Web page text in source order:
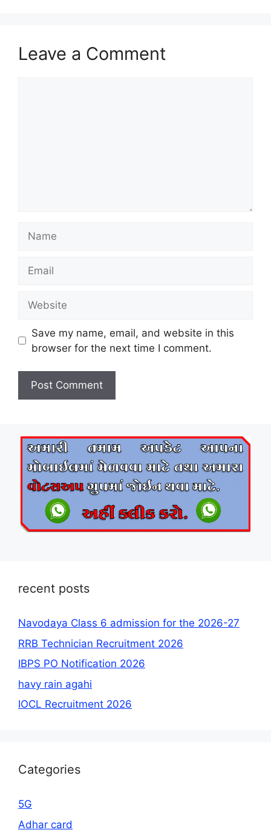
Leave a Comment
Save my name, email, and website in this
browser for the next time I comment.
recent posts
Navodaya Class 6 admission for the 2026-27
RRB Technician Recruitment 2026
IBPS PO Notification 2026
havy rain agahi
IOCL Recruitment 2026
Categories
5G
Adhar card